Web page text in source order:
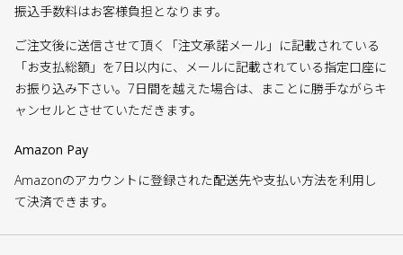
振込手数料はお客様負担となります。
ご注文後に送信させて頂く「注文承諾メール」に記載されている
「お支払総額」を7日以内に、メールに記載されている指定口座に
お振り込み下さい。7日間を越えた場合は、まことに勝手ながらキ
ャンセルとさせていただきます。
Amazon Pay
Amazonのアカウントに登録された配送先や支払い方法を利用し
て決済できます。